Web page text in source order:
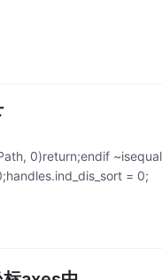
0)return;endif
= 0;